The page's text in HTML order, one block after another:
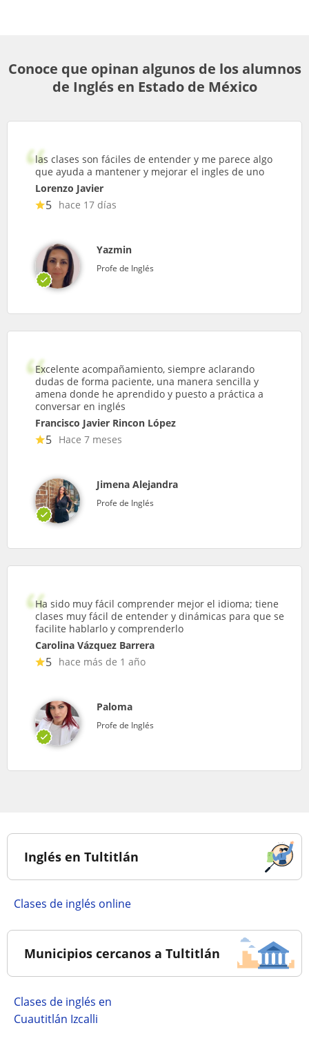
Conoce que opinan algunos de los alumnos
de Inglés en Estado de México
las clases son fáciles de entender y me parece algo
que ayuda a mantener y mejorar el ingles de uno
Lorenzo Javier
5 hace 17 días
Yazmin
Profe de Inglés
Excelente acompañamiento, siempre aclarando
dudas de forma paciente, una manera sencilla y
amena donde he aprendido y puesto a práctica a
conversar en inglés
Francisco Javier Rincon López
5 Hace 7 meses
Jimena Alejandra
Profe de Inglés
Ha sido muy fácil comprender mejor el idioma; tiene
clases muy fácil de entender y dinámicas para que se
facilite hablarlo y comprenderlo
Carolina Vázquez Barrera
5 hace más de 1 año
Paloma
Profe de Inglés
Inglés en Tultitlán
Clases de inglés online
Municipios cercanos a Tultitlán
Clases de inglés en
Cuautitlán Izcalli